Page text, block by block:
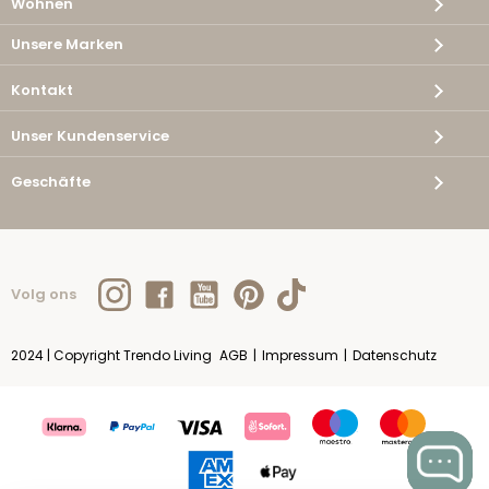
Unsere Marken
Kontakt
Unser Kundenservice
Geschäfte
Volg ons
2024 | Copyright Trendo Living AGB | Impressum | Datenschutz